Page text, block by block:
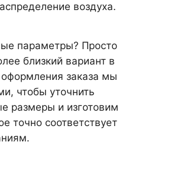
воздуха.
параметры? Просто
близкий вариант в
оформления заказа мы
чтобы уточнить
размеры и изготовим
точно соответствует